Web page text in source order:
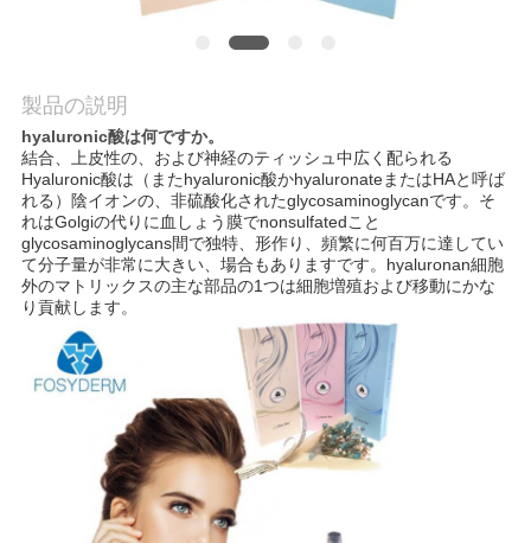
だ
さ
い
ニ
ュ
製品の説明
hyaluronic酸は何ですか。
結合、上皮性の、および神経のティッシュ中広く配られる
Hyaluronic酸は（またhyaluronic酸かhyaluronateまたはHAと呼ば
れる）陰イオンの、非硫酸化されたglycosaminoglycanです。そ
れはGolgiの代りに血しょう膜でnonsulfatedこと
glycosaminoglycans間で独特、形作り、頻繁に何百万に達してい
て分子量が非常に大きい、場合もありますです。hyaluronan細胞
外のマトリックスの主な部品の1つは細胞増殖および移動にかな
り貢献します。